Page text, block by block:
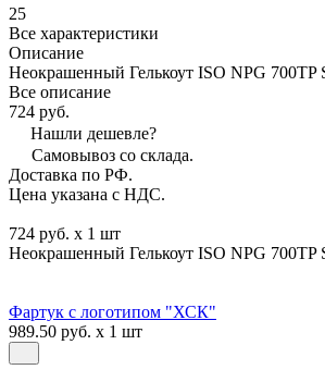
25
Все характеристики
Описание
Неокрашенный Гелькоут ISO NPG 700TP
Все описание
724 руб.
Нашли дешевле?
Самовывоз со склада.
Доставка по РФ.
Цена указана с НДС.
724 руб. x 1 шт
Неокрашенный Гелькоут ISO NPG 700TP
Фартук с логотипом "ХСК"
989.50 руб. x 1 шт